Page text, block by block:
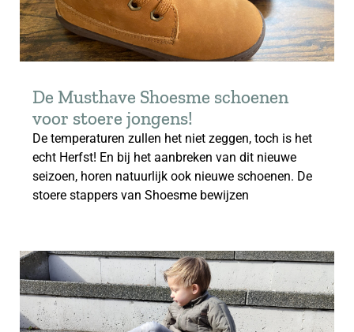
De Musthave Shoesme schoenen
voor stoere jongens!
De temperaturen zullen het niet zeggen, toch is het
echt Herfst! En bij het aanbreken van dit nieuwe
seizoen, horen natuurlijk ook nieuwe schoenen. De
stoere stappers van Shoesme bewijzen